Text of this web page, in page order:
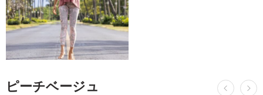
ピーチベージュ